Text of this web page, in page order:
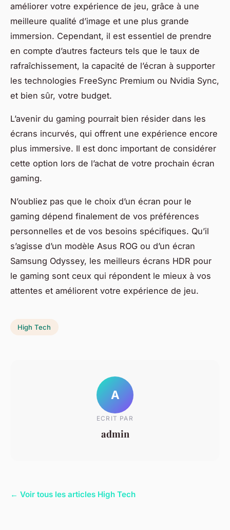
améliorer votre expérience de jeu, grâce à une
meilleure qualité d’image et une plus grande
immersion. Cependant, il est essentiel de prendre
en compte d’autres facteurs tels que le taux de
rafraîchissement, la capacité de l’écran à supporter
les technologies FreeSync Premium ou Nvidia Sync,
et bien sûr, votre budget.
L’avenir du gaming pourrait bien résider dans les
écrans incurvés, qui offrent une expérience encore
plus immersive. Il est donc important de considérer
cette option lors de l’achat de votre prochain écran
gaming.
N’oubliez pas que le choix d’un écran pour le
gaming dépend finalement de vos préférences
personnelles et de vos besoins spécifiques. Qu’il
s’agisse d’un modèle Asus ROG ou d’un écran
Samsung Odyssey, les meilleurs écrans HDR pour
le gaming sont ceux qui répondent le mieux à vos
attentes et améliorent votre expérience de jeu.
High Tech
A
ECRIT PAR
admin
← Voir tous les articles High Tech